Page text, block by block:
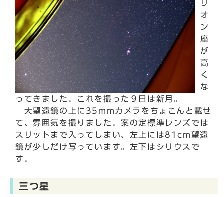
リ
オ
ン
座
が
高
く
な
ってきました。これを撮った９日は新月。
大望遠鏡の上に35mmカメラをちょこんと載せ
て、雰囲気を撮りました。案の定標準レンズでは
スリットまで入ってしまい、左上には81cm望遠
鏡が少しだけ写っています。左下はシリウスで
す。
三つ星